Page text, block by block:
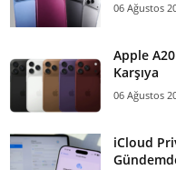
06 Ağustos
Apple
Karşıya
06 Ağustos
iCloud